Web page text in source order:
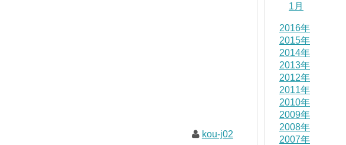
kou-j02
1月
2016年
2015年
2014年
2013年
2012年
2011年
2010年
2009年
2008年
2007年